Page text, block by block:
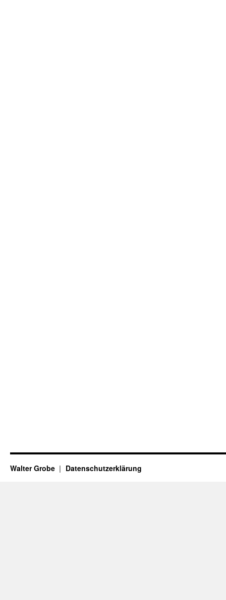
Walter Grobe Datenschutzerklärung